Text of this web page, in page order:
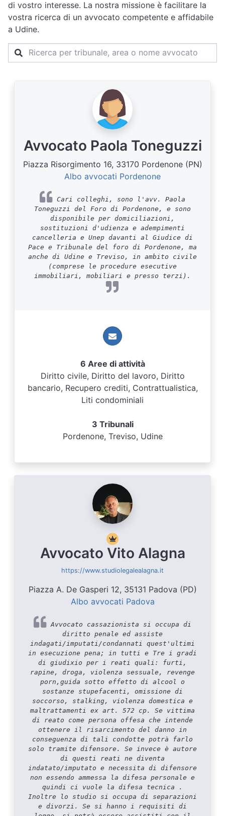
di vostro interesse. La nostra missione è facilitare la
vostra ricerca di un avvocato competente e affidabile
a Udine.
Avvocato Paola Toneguzzi
Piazza Risorgimento 16, 33170 Pordenone (PN)
Albo avvocati Pordenone
Cari colleghi, sono l'avv. Paola
Toneguzzi del Foro di Pordenone, e sono
disponibile per domiciliazioni,
sostituzioni d'udienza e adempimenti
cancelleria e Unep davanti al Giudice di
Pace e Tribunale del foro di Pordenone, ma
anche di Udine e Treviso, in ambito civile
(comprese le procedure esecutive
immobiliari, mobiliari e presso terzi).
6 Aree di attività
Diritto civile, Diritto del lavoro, Diritto
bancario, Recupero crediti, Contrattualistica,
Liti condominiali
3 Tribunali
Pordenone, Treviso, Udine
Avvocato Vito Alagna
https://www.studiolegalealagna.it
Piazza A. De Gasperi 12, 35131 Padova (PD)
Albo avvocati Padova
Avvocato cassazionista si occupa di
diritto penale ed assiste
indagati/imputati/condannati quest'ultimi
in esecuzione pena; in tutti e Tre i gradi
di giudixio per i reati quali: furti,
rapine, droga, violenza sessuale, revenge
porn,guida sotto effetto di alcool o
sostanze stupefacenti, omissione di
soccorso, stalking, violenza domestica e
maltrattamenti ex art. 572 cp. Se vittima
di reato come persona offesa che intende
ottenere il risarcimento del danno in
conseguenza di tali condotte potrà farlo
solo tramite difensore. Se invece è autore
di questi reati ne diventa
indatato/imputato e necessita di difensore
non essendo ammessa la difesa personale e
quindi ci vuole la difesa tecnica .
Inoltre lo studio si occupa di separazioni
e divorzi. Se si hanno i requisiti di